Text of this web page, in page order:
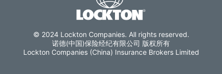
© 2024 Lockton Companies. All rights reserved.
诺德(中国)保险经纪有限公司 版权所有
Lockton Companies (China) Insurance Brokers Limited